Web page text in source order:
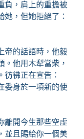
負，肩上的重擔被
，但她拒絕了：
帝的話語時，他毅
。他用木犁當柴，
彿正在宣告：
委身於一項新的使
離開今生那些空虛
並且賜給你一個美